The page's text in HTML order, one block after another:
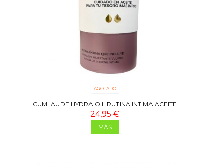
AGOTADO
CUMLAUDE HYDRA OIL RUTINA INTIMA ACEITE
24,95 €
MÁS